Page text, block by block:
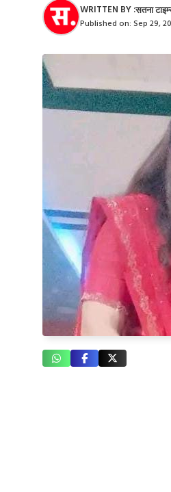
WRITTEN BY :सतना
Published on: Sep 29,